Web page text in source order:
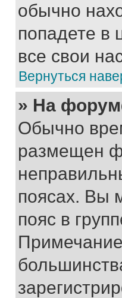
обычно
попадете в
все свои
Вернуться
» На
Обычно
размещен
поясах. Вы
пояс в